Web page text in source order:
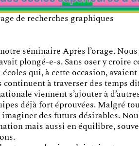
de recherches graphiques
séminaire Après l’orage.
plongé-e-s. Sans oser y
qui, à cette occasion,
continuent à traverser des temps
viennent s’ajouter à
déjà fort éprouvées. Malgré
des futurs désirables.
mais aussi en équilibre,